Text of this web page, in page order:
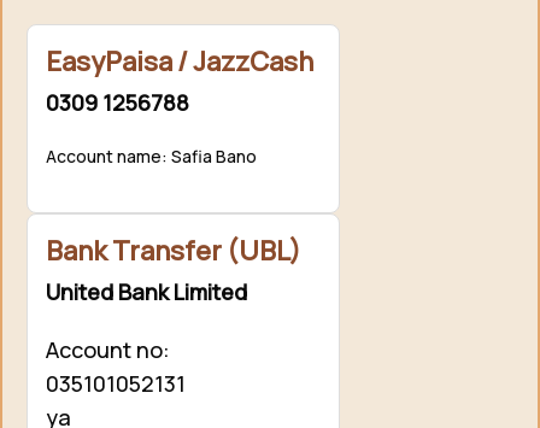
EasyPaisa / JazzCash
0309 1256788
Account name: Safia Bano
Bank Transfer (UBL)
United Bank Limited
Account no:
035101052131
ya